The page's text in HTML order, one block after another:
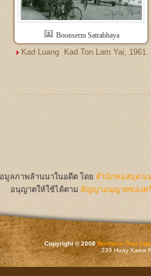
Boonserm Satrabhaya
Kad Luang  Kad Ton Lam Yai, 1961.
มูลภาพล้านนาในอดีต โดย สำนักหอสมุด ม
อนุญาตให้ใช้ได้ตาม สัญญาอนุญาตของค
Copyright © 2008Northern Thai
239 Huay Kaew